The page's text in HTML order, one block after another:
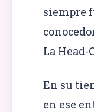
siempre
La Head-
En su
en ese